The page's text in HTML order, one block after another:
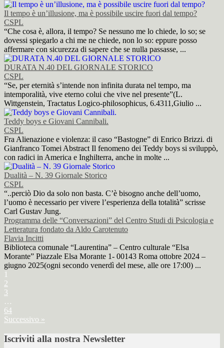
Il tempo è un’illusione, ma è possibile uscire fuori dal tempo?
CSPL
“Che cosa è, allora, il tempo? Se nessuno me lo chiede, lo so; se
dovessi spiegarlo a chi me ne chiede, non lo so: eppure posso
affermare con sicurezza di sapere che se nulla passasse, ...
DURATA N.40 DEL GIORNALE STORICO
CSPL
“Se, per eternità s’intende non infinita durata nel tempo, ma
intemporalità, vive eterno colui che vive nel presente”(L.
Wittgenstein, Tractatus Logico-philosophicus, 6.4311,Giulio ...
Teddy boys e Giovani Cannibali.
CSPL
Fra Alienazione e violenza: il caso “Bastogne” di Enrico Brizzi. di
Gianfranco Tomei Abstract Il fenomeno dei Teddy boys si sviluppò,
con radici in America e Inghilterra, anche in molte ...
Dualità – N. 39 Giornale Storico
CSPL
“..perciò Dio da solo non basta. C’è bisogno anche dell’uomo,
l’uomo è necessario per vivere l’esperienza della totalità” scrisse
Carl Gustav Jung.
Programma delle “Conversazioni” del Centro Studi di Psicologia e
Letteratura fondato da Aldo Carotenuto
Flavia Incitti
Biblioteca comunale “Laurentina” – Centro culturale “Elsa
Morante” Piazzale Elsa Morante 1- 00143 Roma ottobre 2024 –
giugno 2025(ogni secondo venerdì del mese, alle ore 17:00) ...
1
2
3
…
64
Successivo »
Iscriviti alla nostra Newsletter